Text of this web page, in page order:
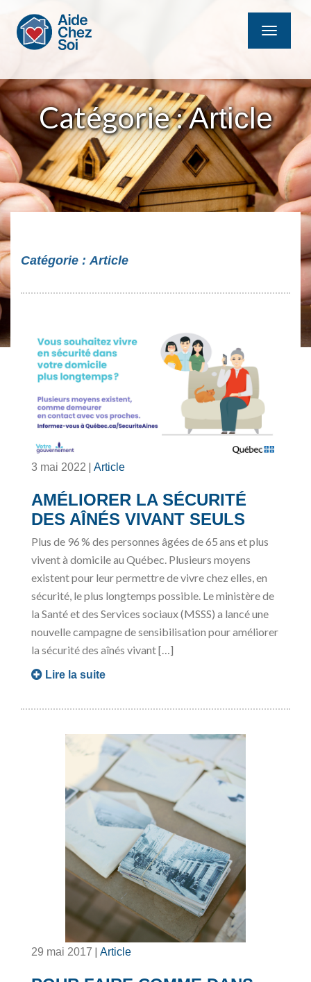
MENU
Catégorie :Article
Catégorie :Article
3 mai 2022 | Article
AMÉLIORER LA SÉCURITÉ
DES AÎNÉS VIVANT SEULS
Plus de 96 % des personnes âgées de 65 ans et plus
vivent à domicile au Québec. Plusieurs moyens
existent pour leur permettre de vivre chez elles, en
sécurité, le plus longtemps possible. Le ministère de
la Santé et des Services sociaux (MSSS) a lancé une
nouvelle campagne de sensibilisation pour améliorer
la sécurité des aînés vivant […]
Lire la suite
29 mai 2017 | Article